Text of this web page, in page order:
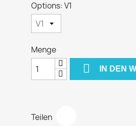
Options: V1
Menge
 IN DEN
Teilen